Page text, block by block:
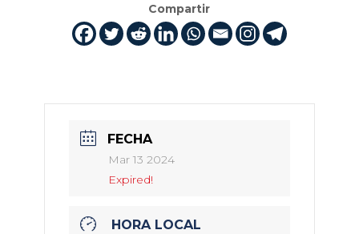
Compartir
FECHA
Mar 13 2024
Expired!
HORA LOCAL